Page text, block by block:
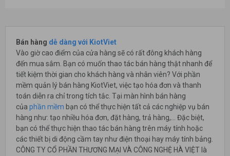
Bán hàng dễ dàng với KiotViet
Vào giờ cao điểm của cửa hàng sẽ có rất đông khách hàng
đến mua sắm. Bạn có muốn thao tác bán hàng thật nhanh để
tiết kiệm thời gian cho khách hàng và nhân viên? Với phần
mềm quản lý bán hàng KiotViet, việc tạo hóa đơn và thanh
toán diễn ra chỉ trong tích tắc. Tại màn hình bán hàng
của phần mềm bạn có thể thực hiện tất cả các nghiệp vụ bán
hàng như: tạo nhiều hóa đơn, đặt hàng, trả hàng,… Đặc biệt,
bạn có thể thực hiện thao tác bán hàng trên máy tính hoặc
các thiết bị di động cầm tay như điện thoại hay máy tính bảng.
CÔNG TY CỔ PHẦN THƯƠNG MẠI VÀ CÔNG NGHỆ HÀ VIỆT là